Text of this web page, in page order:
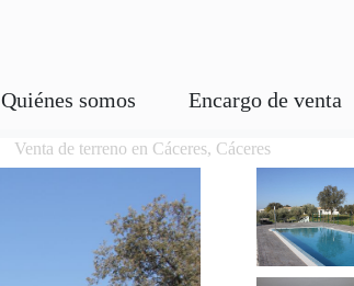
Quiénes somos Encargo de venta
Venta de terreno en Cáceres, Cáceres